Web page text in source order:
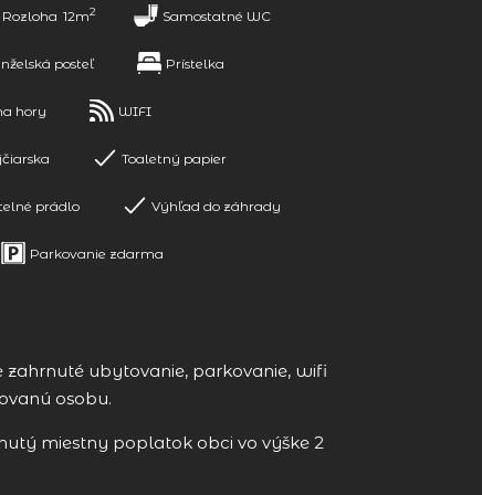
Rozloha 12m2 Samostatné WC
posteľ Prístelka
hory WIFI
Toaletný papier
prádlo Výhľad do záhrady
Parkovanie zdarma
zahrnuté ubytovanie, parkovanie, wifi
osobu.
miestny poplatok obci vo výške 2